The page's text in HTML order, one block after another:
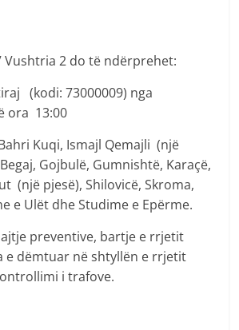
Vushtria 2 do të ndërprehet:
(kodi: 73000009) nga
ora 13:00
Kuqi, Ismajl Qemajli (një
Gojbulë, Gumnishtë, Karaçë,
(një pjesë), Shilovicë, Skroma,
e Ulët dhe Studime e Epërme.
preventive, bartje e rrjetit
e dëmtuar në shtyllën e rrjetit
i trafove.